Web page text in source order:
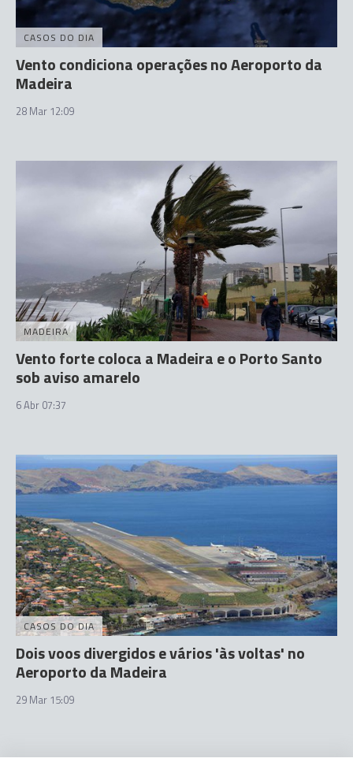
CASOS DO DIA
Vento condiciona operações no Aeroporto da
Madeira
28 Mar 12:09
MADEIRA
Vento forte coloca a Madeira e o Porto Santo
sob aviso amarelo
6 Abr 07:37
CASOS DO DIA
Dois voos divergidos e vários 'às voltas' no
Aeroporto da Madeira
29 Mar 15:09